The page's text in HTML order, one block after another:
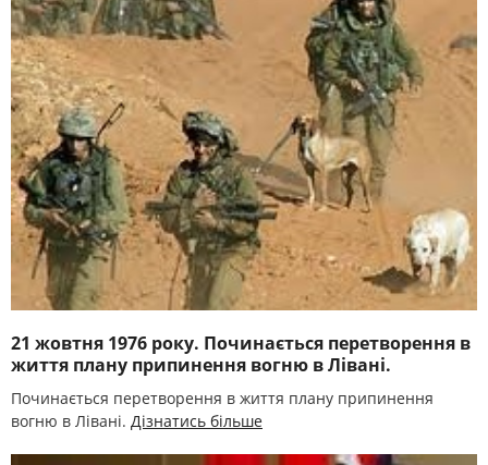
21 жовтня 1976 року. Починається перетворення в
життя плану припинення вогню в Лівані.
Починається перетворення в життя плану припинення
вогню в Лівані. Дізнатись більше